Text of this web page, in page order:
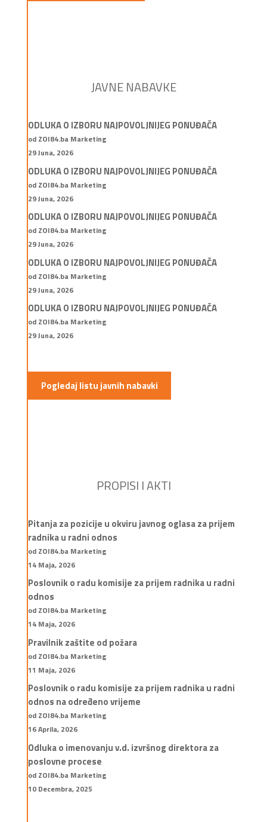
JAVNE NABAVKE
ODLUKA O IZBORU NAJPOVOLJNIJEG PONUĐAČA
od ZOI84.ba Marketing
29 Juna, 2026
ODLUKA O IZBORU NAJPOVOLJNIJEG PONUĐAČA
od ZOI84.ba Marketing
29 Juna, 2026
ODLUKA O IZBORU NAJPOVOLJNIJEG PONUĐAČA
od ZOI84.ba Marketing
29 Juna, 2026
ODLUKA O IZBORU NAJPOVOLJNIJEG PONUĐAČA
od ZOI84.ba Marketing
29 Juna, 2026
ODLUKA O IZBORU NAJPOVOLJNIJEG PONUĐAČA
od ZOI84.ba Marketing
29 Juna, 2026
Pogledaj listu javnih nabavki
PROPISI I AKTI
Pitanja za pozicije u okviru javnog oglasa za prijem
radnika u radni odnos
od ZOI84.ba Marketing
14 Maja, 2026
Poslovnik o radu komisije za prijem radnika u radni
odnos
od ZOI84.ba Marketing
14 Maja, 2026
Pravilnik zaštite od požara
od ZOI84.ba Marketing
11 Maja, 2026
Poslovnik o radu komisije za prijem radnika u radni
odnos na određeno vrijeme
od ZOI84.ba Marketing
16 Aprila, 2026
Odluka o imenovanju v.d. izvršnog direktora za
poslovne procese
od ZOI84.ba Marketing
10 Decembra, 2025